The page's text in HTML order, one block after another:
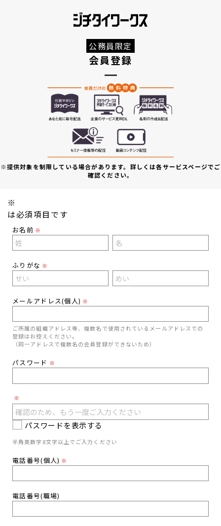
公務員限定
会員登録
※提供対象を制限している場合があります。詳しくは各サービスページでご
確認ください。
※
は必須項目です
お名前 ※
ふりがな ※
メールアドレス(個人) ※
ご所属の組織アドレス等、複数名で使用されているメールアドレスでの
登録はお控えください。
（同一アドレスで複数名の会員登録ができないため）
パスワード ※
※
パスワードを表示する
半角英数字8文字以上でご入力ください
電話番号(個人) ※
電話番号(職場)